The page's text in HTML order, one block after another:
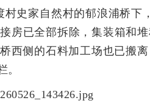
史家自然村的郁浪浦桥下
房已全部拆除，集装箱和
西侧的石料加工场也已搬